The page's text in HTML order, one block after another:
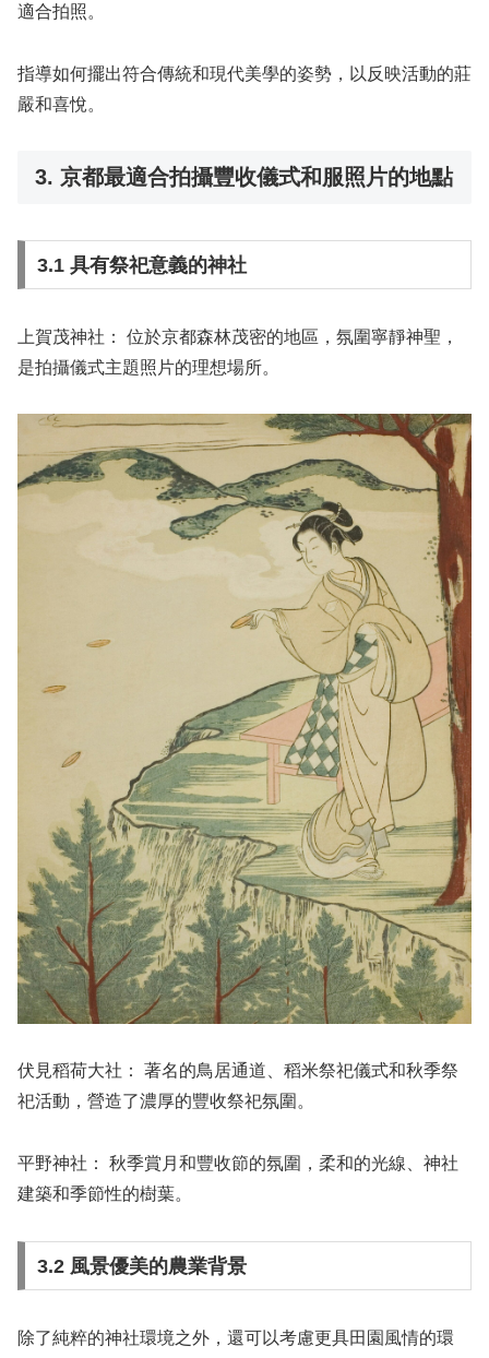
適合拍照。
指導如何擺出符合傳統和現代美學的姿勢，以反映活動的莊
嚴和喜悅。
3. 京都最適合拍攝豐收儀式和服照片的地點
3.1 具有祭祀意義的神社
上賀茂神社：
位於京都森林茂密的地區，氛圍寧靜神聖，
是拍攝儀式主題照片的理想場所。
伏見稻荷大社：
著名的鳥居通道、稻米祭祀儀式和秋季祭
祀活動，營造了濃厚的豐收祭祀氛圍。
平野神社：
秋季賞月和豐收節的氛圍，柔和的光線、神社
建築和季節性的樹葉。
3.2 風景優美的農業背景
除了純粹的神社環境之外，還可以考慮更具田園風情的環